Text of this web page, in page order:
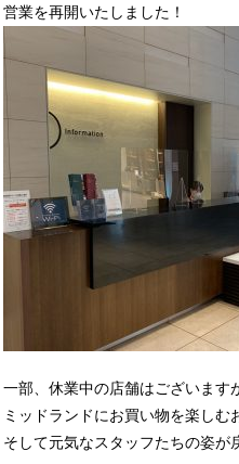
営業を再開いたしました！
一部、休業中の店舗はございます
ミッドランドにお買い物を楽しむ
そして元気なスタッフたちの姿が